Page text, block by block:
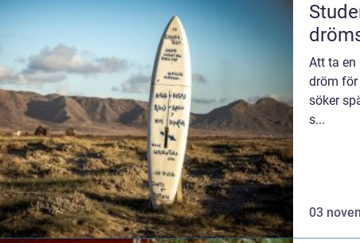
Att ta en
dröm för
söker
s...
03